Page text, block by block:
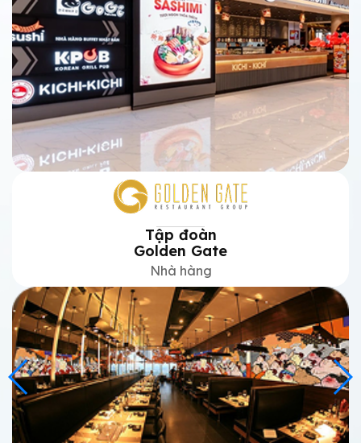
Sohaco
Dược phẩm